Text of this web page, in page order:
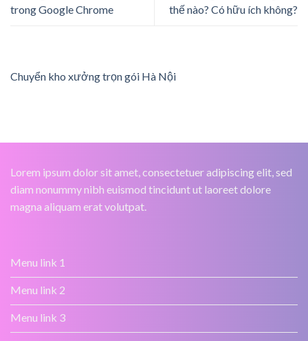
trong Google Chrome
thế nào? Có hữu ích không?
Chuyển kho xưởng trọn gói Hà Nội
Lorem ipsum dolor sit amet, consectetuer adipiscing elit, sed
diam nonummy nibh euismod tincidunt ut laoreet dolore
magna aliquam erat volutpat.
Menu link 1
Menu link 2
Menu link 3